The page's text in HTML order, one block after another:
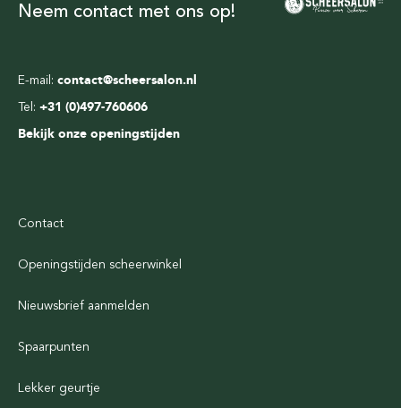
E-mail: contact@scheersalon.nl
Tel: +31 (0)497-760606
Bekijk onze openingstijden
Neem contact met ons op!
Contact
Openingstijden scheerwinkel
Nieuwsbrief aanmelden
Spaarpunten
Lekker geurtje